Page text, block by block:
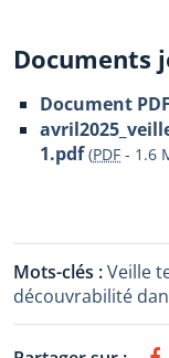
Documents
Document PDF
1.pdf (PDF - 1.6
Mots-clés :Veille
découvrabilité